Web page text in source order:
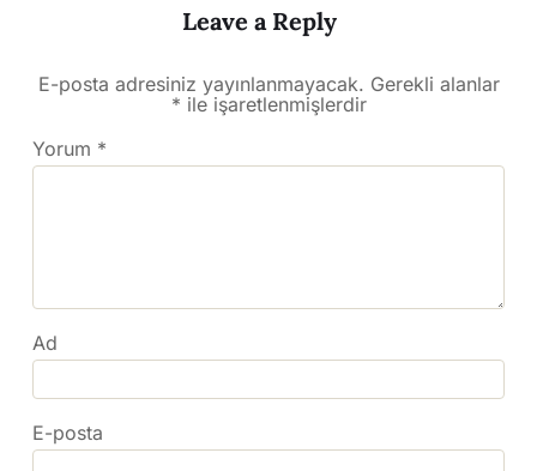
Leave a Reply
E-posta adresiniz yayınlanmayacak. Gerekli alanlar
* ile işaretlenmişlerdir
Yorum *
Ad
E-posta